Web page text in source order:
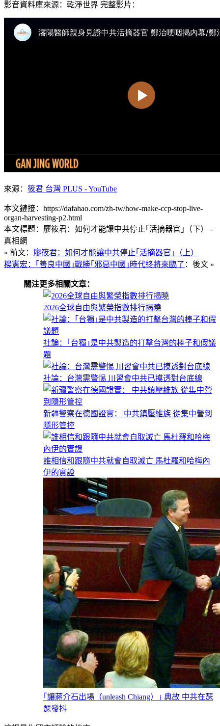
影音資料庫來源：乾淨世界 完整影片：
來源： 筱君 台灣 PLUS - YouTube
本文鏈接：https://dafahao.com/zh-tw/how-make-ccp-stop-live-
organ-harvesting-p2.html
本文標題：廖筱君：如何才能讓中共停止｢活摘器官｣（下） -
真相網
« 前文： 廖筱君：如何才能讓中共停止｢活摘器官｣（上）
楊憲宏：｢善良中國｣戰勝｢邪惡中國｣時代終將來臨了 ：後文 »
關注更多相關文章：
2026全球自由與繁榮指數排行揭曉
社論：｢台獨｣是中共製造的打擊台灣的棒子和假議
題
社論：台灣需警惕 川習會中共已摸透對台底線
新疆警察在德國證實： 中共鎮壓維族 從集中營到
隱形管控
誰相信和跟隨中共就會自取滅亡 馬杜羅和哈梅內
伊的實證
｢讓蔣介石出場（unleash Chiang）｣ 典故 中共在瑟
瑟發抖